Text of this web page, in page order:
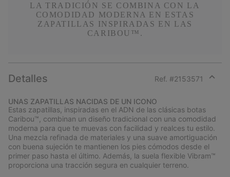
LA TRADICIÓN SE COMBINA CON LA
COMODIDAD MODERNA EN ESTAS
ZAPATILLAS INSPIRADAS EN LAS
CARIBOU™.
Detalles Ref. #2153571
section
UNAS ZAPATILLAS NACIDAS DE UN ICONO
Estas zapatillas, inspiradas en el ADN de las clásicas botas
Caribou™, combinan un diseño tradicional con una comodidad
moderna para que te muevas con facilidad y realces tu estilo.
Una mezcla refinada de materiales y una suave amortiguación
con buena sujeción te mantienen los pies cómodos desde el
primer paso hasta el último. Además, la suela flexible Vibram™
proporciona una tracción segura en cualquier terreno.